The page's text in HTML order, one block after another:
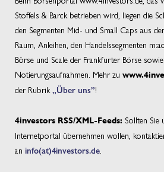
Stoffels & Barck betrieben wird, liegen die
den Segmenten Mid- und Small Caps aus
Raum, Anleihen, den Handelssegmenten
Börse und Scale der Frankfurter Börse
Notierungsaufnahmen. Mehr zu
der Rubrik „Über uns”!
4investors RSS/XML-Feeds: Sollten Sie
Internetportal übernehmen wollen,
an info(at)4investors.de